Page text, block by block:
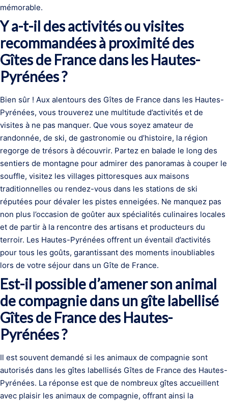
mémorable.
Y a-t-il des activités ou visites
recommandées à proximité des
Gîtes de France dans les Hautes-
Pyrénées ?
Bien sûr ! Aux alentours des Gîtes de France dans les Hautes-
Pyrénées, vous trouverez une multitude d’activités et de
visites à ne pas manquer. Que vous soyez amateur de
randonnée, de ski, de gastronomie ou d’histoire, la région
regorge de trésors à découvrir. Partez en balade le long des
sentiers de montagne pour admirer des panoramas à couper le
souffle, visitez les villages pittoresques aux maisons
traditionnelles ou rendez-vous dans les stations de ski
réputées pour dévaler les pistes enneigées. Ne manquez pas
non plus l’occasion de goûter aux spécialités culinaires locales
et de partir à la rencontre des artisans et producteurs du
terroir. Les Hautes-Pyrénées offrent un éventail d’activités
pour tous les goûts, garantissant des moments inoubliables
lors de votre séjour dans un Gîte de France.
Est-il possible d’amener son animal
de compagnie dans un gîte labellisé
Gîtes de France des Hautes-
Pyrénées ?
Il est souvent demandé si les animaux de compagnie sont
autorisés dans les gîtes labellisés Gîtes de France des Hautes-
Pyrénées. La réponse est que de nombreux gîtes accueillent
avec plaisir les animaux de compagnie, offrant ainsi la